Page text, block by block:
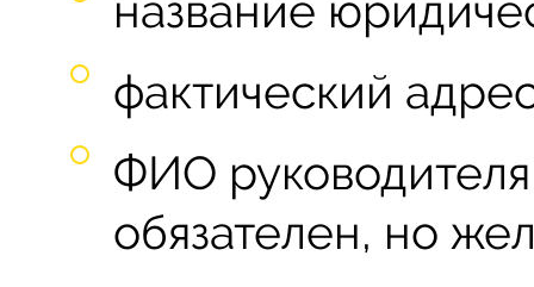
фактический
ФИО
обязателен, но